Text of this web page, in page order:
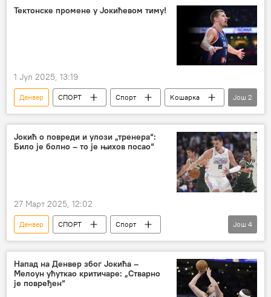
Тектонске промене у Јокићевом тиму!
1 Јул 2025, 13:19
Денвер СПОРТ Спорт
Кошарка
Никола Јокић
НБА
Још 2
Јокић о повреди и улози „тренера“:
Било је болно – то је њихов посао“
27 Март 2025, 12:02
Денвер СПОРТ
Спорт
Никола Јокић
Денвер Нагетс
НБА у бојама Србије
Кошарка
Још 4
Напад на Денвер због Јокића –
Мелоун ућуткао критичаре: „Стварно
је повређен“